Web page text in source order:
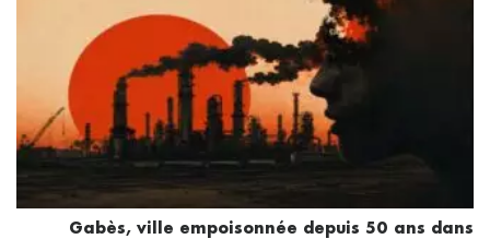
Gabès, ville empoisonnée depuis 50 ans dans